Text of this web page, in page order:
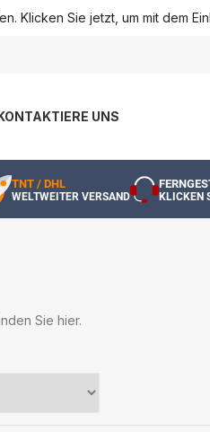
Klicken Sie jetzt, um mit dem
UNS
TNT / DHL
WELTWEITER VERSAND KLICKEN
Sie hier.